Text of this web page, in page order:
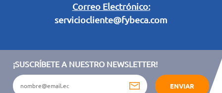
Correo Electrónico:
serviciocliente@fybeca.com
¡SUSCRÍBETE A NUESTRO NEWSLETTER!
ENVIAR